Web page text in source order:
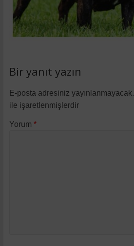
Bir yanıt yazın
E-posta adresiniz yayınlanmayacak.
ile işaretlenmişlerdir
Yorum*